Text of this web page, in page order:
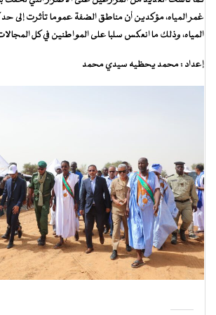
غمر المياه، مؤكدين أن مناطق الضفة عموما تأثرت إلى حد
المياه، وذلك ما انعكس سلبا على المواطنين في كل
إعداد : محمد يحظيه سيدي محمد